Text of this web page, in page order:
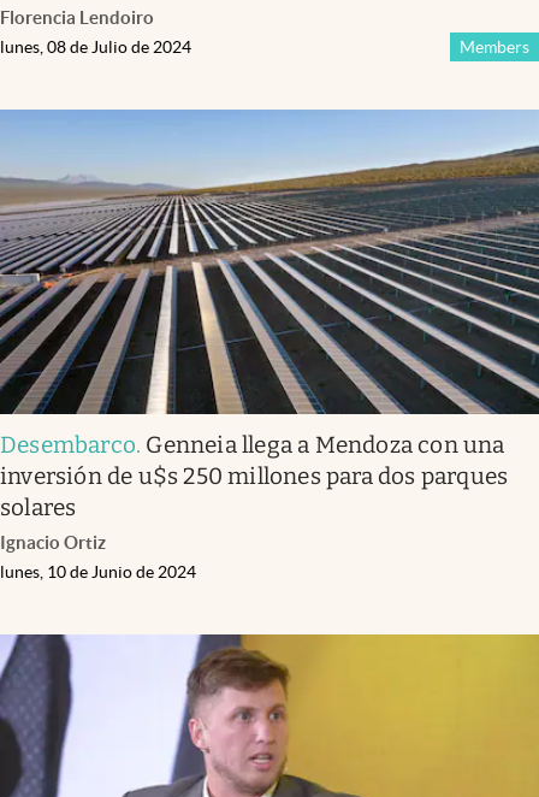
Florencia Lendoiro
Members
lunes, 08 de Julio de 2024
Desembarco. Genneia llega a Mendoza con una
inversión de u$s 250 millones para dos parques
solares
Ignacio Ortiz
lunes, 10 de Junio de 2024